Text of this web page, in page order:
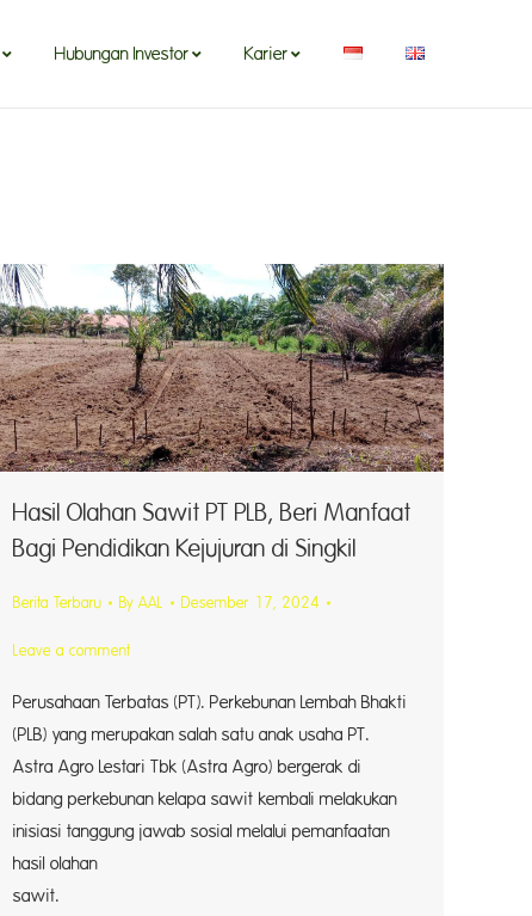
Hubungan Investor Karier
Hasil Olahan Sawit PT PLB, Beri Manfaat
Bagi Pendidikan Kejujuran di Singkil
Berita Terbaru By AAL Desember 17, 2024
Leave a comment
Perusahaan Terbatas (PT). Perkebunan Lembah Bhakti
(PLB) yang merupakan salah satu anak usaha PT.
Astra Agro Lestari Tbk (Astra Agro) bergerak di
bidang perkebunan kelapa sawit kembali melakukan
inisiasi tanggung jawab sosial melalui pemanfaatan
hasil olahan
sawit.